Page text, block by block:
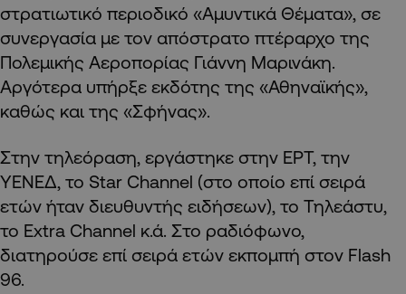
στρατιωτικό περιοδικό «Αμυντικά Θέματα», σε
συνεργασία με τον απόστρατο πτέραρχο της
Πολεμικής Αεροπορίας Γιάννη Μαρινάκη.
Αργότερα υπήρξε εκδότης της «Αθηναϊκής»,
καθώς και της «Σφήνας».
Στην τηλεόραση, εργάστηκε στην ΕΡΤ, την
ΥΕΝΕΔ, το Star Channel (στο οποίο επί σειρά
ετών ήταν διευθυντής ειδήσεων), το Τηλεάστυ,
το Extra Channel κ.ά. Στο ραδιόφωνο,
διατηρούσε επί σειρά ετών εκπομπή στον Flash
96.